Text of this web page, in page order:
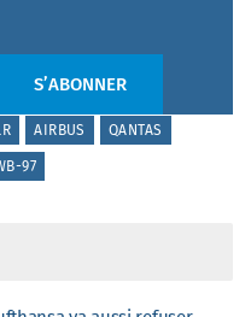
S’ABONNER
AIRBUS QANTAS
97